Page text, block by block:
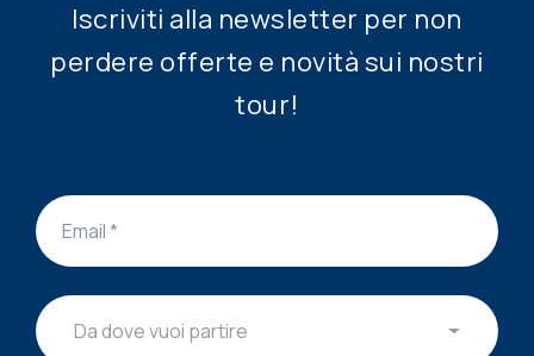
Iscriviti alla newsletter per non
perdere offerte e novità sui nostri
tour!
Da dove vuoi partire